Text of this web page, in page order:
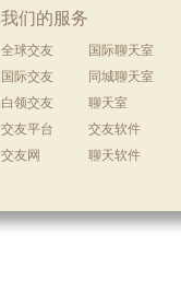
我们的服务
全球交友
国际交友
白领交友
交友平台
交友网
国际聊天室
同城聊天室
聊天室
交友软件
聊天软件